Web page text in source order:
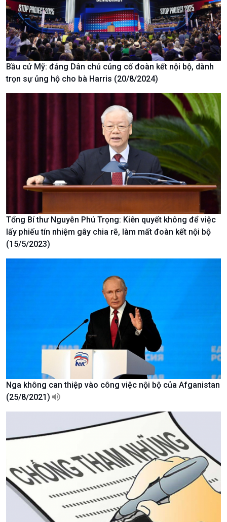
Nam
Xã hội
360 độ Sức khỏe
Chuyển đổi Xanh
Tài nguyên và Môi trường
Chuyên gia của bạn
Khoa học & Công nghệ
Tin Khoa học & Công nghệ
Kết nối công nghệ
Sống chung với biến đổi
Văn hoá & Du lịch
Tin Văn hoá & Du lịch
Chát với người nổi tiếng
Câu chuyện Thể thao
Multimedia
Ảnh
Video
Infographic
E-Magazine
Bầu cử Mỹ: đảng Dân chủ củng cố đoàn kết nội bộ, dành
trọn sự ủng hộ cho bà Harris (20/8/2024)
Tổng Bí thư Nguyễn Phú Trọng: Kiên quyết không để việc
lấy phiếu tín nhiệm gây chia rẽ, làm mất đoàn kết nội bộ
(15/5/2023)
Nga không can thiệp vào công việc nội bộ của Afganistan
(25/8/2021)